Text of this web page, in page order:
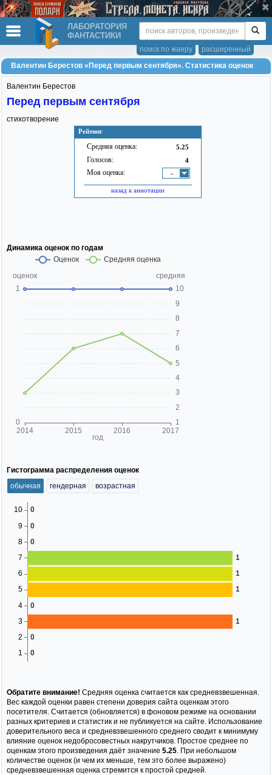
ЛАБОРАТОРИЯ
ФАНТАСТИКИ
расширенный
поиск по жанру
Валентин Берестов «Перед первым сентября». Статистика оценок
Рейтинг
Средняя оценка: 5.25
Голосов: 4
Моя оценка: -
назад к аннотации
Валентин Берестов
Перед первым сентября
стихотворение
Динамика оценок по годам
Гистограмма распределения оценок
обычная
гендерная возрастная
Обратите внимание! Средняя оценка считается как средневзвешенная.
Вес каждой оценки равен степени доверия сайта оценкам этого
посетителя. Считается (обновляется) в фоновом режиме на основании
разных критериев и статистик и не публикуется на сайте. Использование
доверительного веса и средневзвешенного среднего сводит к минимуму
влияние оценок недобросовестных накрутчиков. Простое среднее по
оценкам этого произведения даёт значение 5.25 . При небольшом
количестве оценок (и чем их меньше, тем это более выражено)
средневзвешенная оценка стремится к простой средней.